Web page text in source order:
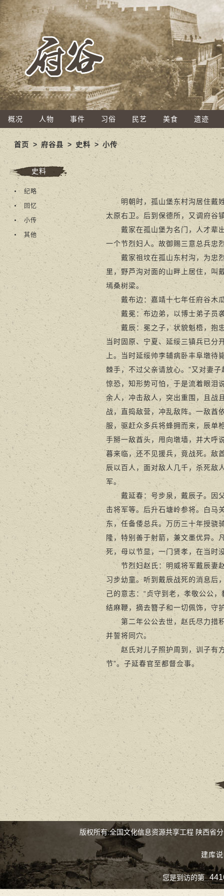
概况 人物 事件 习俗 民艺 美食 遗迹
首页 >府谷县 > 史料 > 小传
史料
纪略
回忆
小传
其他
明朝时，孤山堡东村沟居住戴姓
太原右卫。后到保德所，又调府谷
戴家在孤山堡为名门，人才辈出
一个节烈妇人。故御赐三意总兵忠
戴家祖坟在孤山东村沟，为忠烈
里，野芦沟对面的山畔上居住，叫
墕桑树梁。
戴布边：嘉靖十七年任府谷木瓜
戴冕：布边弟，以博士弟子员
戴辰：冕之子，状貌魁梧，抱忠
当时固原、宁夏、延绥三镇兵已分
上。当时延绥帅李辅病卧丰阜墩
棘手，不过父亲请放心。”又对妻
惊恐，知形势可怕，于是流着眼泪
余人，冲击敌人，突出重围，且战
战，直捣敌营，冲乱敌阵。一敌酋
服，驱赶众多兵将蜂拥而来，辰单
手掰一敌酋头，甩向墩墙，并大呼
暮来临，还不见援兵，竟战死。敌
辰以百人，面对敌人几千，杀死敌
军。
戴延春：号步泉，戴辰子。因父
击将军等。后升石塘岭参将。白马
东，任备倭总兵。万历三十年授骁
隆，特别善于射箭，兼文墨优异。
死，母以节显，一门贤孝，在当时
节烈妇赵氏：明威将军戴辰妻赵
习步幼童。听到戴辰战死的消息后
己的意志：“贞守到老，孝敬公公
结麻鞭，摘去簪子和一切佩饰，守
第二年公公去世，赵氏尽力措积
并誓将同穴。
赵氏对儿子照护周到，训子有方
节”。子延春官至都督佥事。
版权所有:全国文化信息资源共享工程 陕西省
建库
您是到访的第